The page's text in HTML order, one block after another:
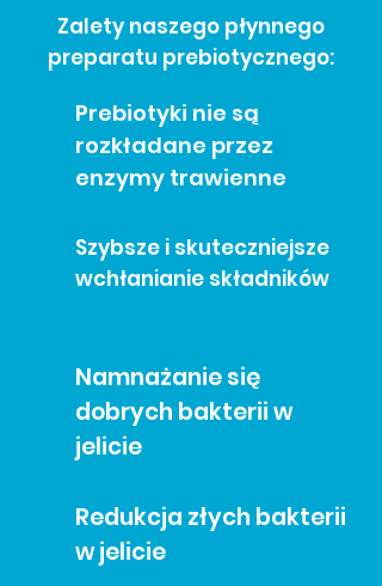
Zalety naszego płynnego
preparatu prebiotycznego:
Prebiotyki nie są
rozkładane przez
enzymy trawienne
Szybsze i skuteczniejsze
wchłanianie składników
Namnażanie się
dobrych bakterii w
jelicie
Redukcja złych bakterii
w jelicie